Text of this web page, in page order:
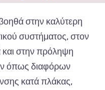
στην καλύτερη
συστήματος, στον
στην πρόληψη
όπως διαφόρων
κατά πλάκας,